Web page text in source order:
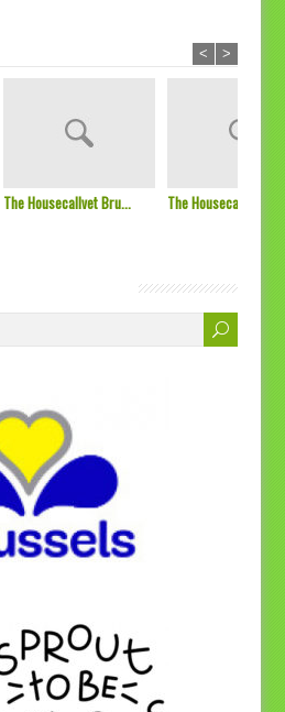
The Housecallvet Bru... The Housecallvet
< >